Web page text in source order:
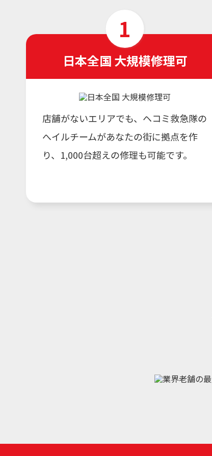
日本全国 大規模修理可
店舗がないエリアでも、ヘコミ救急隊の
へイルチームがあなたの街に拠点を作
り、1,000台超えの修理も可能です。